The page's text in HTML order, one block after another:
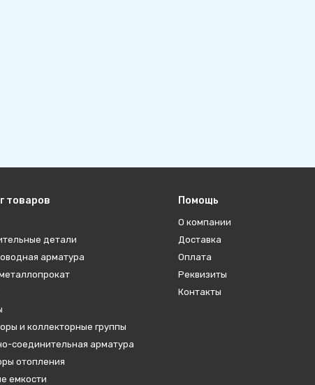
товаров
детали
арматура
и коллекторные группы
соединительная арматура
отопления
емкости
Помощь
О компании
Доставка
Оплата
Реквизиты
Контакты